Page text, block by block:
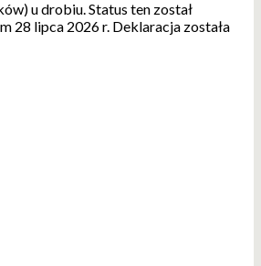
u drobiu. Status ten został
28 lipca 2026 r. Deklaracja została